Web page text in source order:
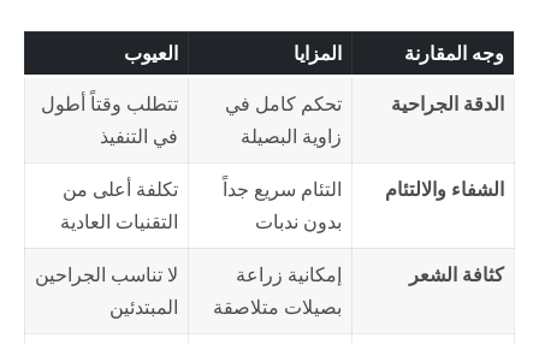
وجه المقارنة المزايا
العيوب
الدقة الجراحية
تحكم كامل في
زاوية البصيلة
تتطلب وقتاً أطول
في التنفيذ
الشفاء والالتئام
التئام سريع جداً
بدون ندبات
تكلفة أعلى من
التقنيات العادية
كثافة الشعر
إمكانية زراعة
بصيلات متلاصقة
لا تناسب الجراحين
المبتدئين